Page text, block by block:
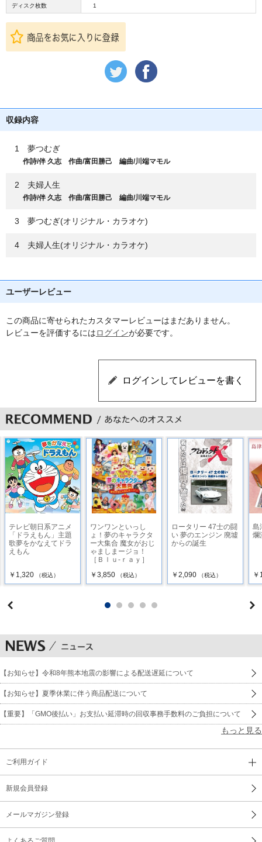
ディスク枚数 1
収録内容
1 夢つむぎ
作詩/伴 久志 作曲/富田勝己 編曲/川端マモル
2 夫婦人生
作詩/伴 久志 作曲/富田勝己 編曲/川端マモル
3 夢つむぎ(オリジナル・カラオケ)
4 夫婦人生(オリジナル・カラオケ)
ユーザーレビュー
この商品に寄せられたカスタマーレビューはまだありません。
レビューを評価するにはログインが必要です。
テレビ朝日系アニメ
「ドラえもん」主題
歌夢をかなえてドラ
えもん
￥1,320 （税込）
ワンワンといっし
ょ！夢のキャラクタ
ー大集合 魔女がおじ
ゃましまージョ！
［Ｂｌｕ-ｒａｙ］
￥3,850
（税込）
ロータリー 47士の闘
い 夢のエンジン 廃墟
からの誕生
￥2,090 （税込）
爛
【お知らせ】令和8年熊本地震の影響による配送遅延について
【お知らせ】夏季休業に伴う商品配送について
【重要】「GMO後払い」お支払い延滞時の回収事務手数料のご負担について
もっと見る
ご利用ガイド
新規会員登録
メールマガジン登録